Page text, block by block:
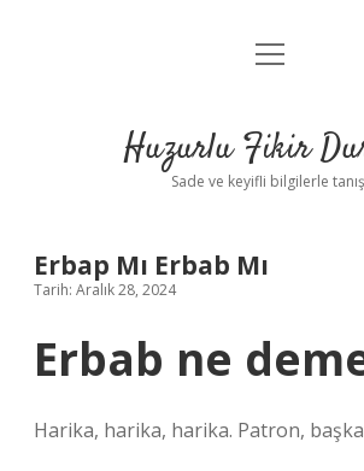
Anasayfa
Yasal Uyarı
menüyü
Huzurlu Fikir
Sade ve keyifli bilgilerle
Erbap Mı Erbab Mı
Tarih: Aralık 28, 2024
Erbab ne
Harika, harika, harika. Patron,